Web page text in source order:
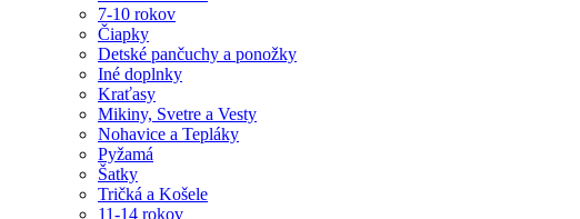
7-10 rokov
Čiapky
Detské pančuchy a ponožky
Iné doplnky
Kraťasy
Mikiny, Svetre a Vesty
Nohavice a Tepláky
Pyžamá
Šatky
Tričká a Košele
11-14 rokov